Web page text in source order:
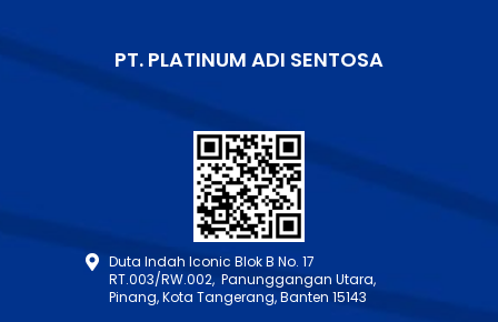
PT. PLATINUM ADI SENTOSA
Duta Indah Iconic Blok B No. 17
RT.003/RW.002, Panunggangan Utara,
Pinang, Kota Tangerang, Banten 15143